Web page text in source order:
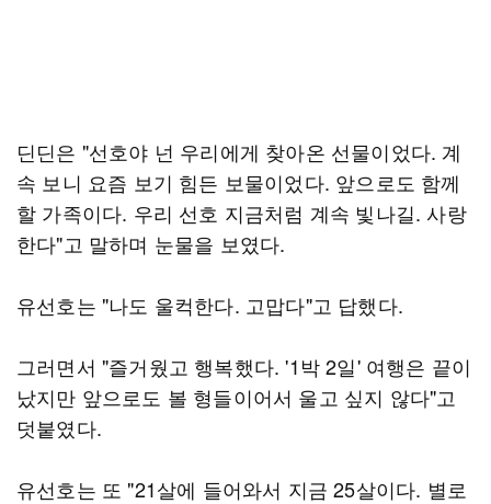
딘딘은 "선호야 넌 우리에게 찾아온 선물이었다. 계
속 보니 요즘 보기 힘든 보물이었다. 앞으로도 함께
할 가족이다. 우리 선호 지금처럼 계속 빛나길. 사랑
한다"고 말하며 눈물을 보였다.
유선호는 "나도 울컥한다. 고맙다"고 답했다.
그러면서 "즐거웠고 행복했다. '1박 2일' 여행은 끝이
났지만 앞으로도 볼 형들이어서 울고 싶지 않다"고
덧붙였다.
유선호는 또 "21살에 들어와서 지금 25살이다. 별로